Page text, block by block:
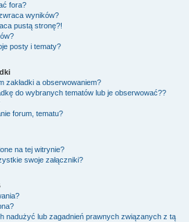
fora?
wyników?
pustą stronę?!
posty i tematy?
zakładki a obserwowaniem?
do wybranych tematów lub je obserwować??
forum, tematu?
na tej witrynie?
swoje załączniki?
nadużyć lub zagadnień prawnych związanych z tą